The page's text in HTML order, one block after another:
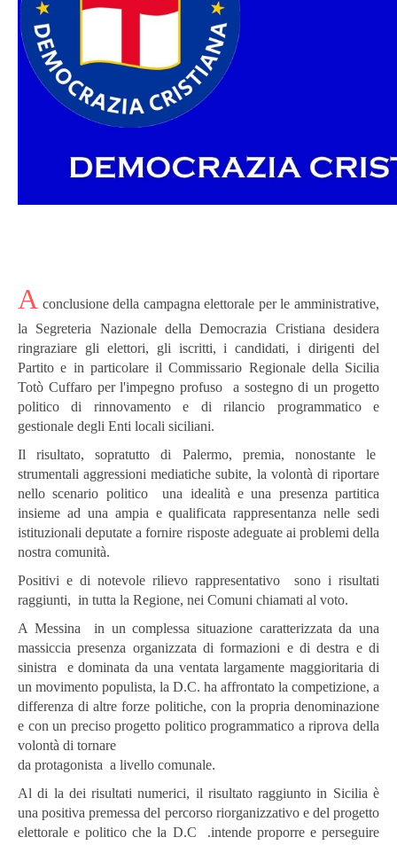
A conclusione della campagna elettorale per le amministrative,
la Segreteria Nazionale della Democrazia Cristiana desidera
ringraziare gli elettori, gli iscritti, i candidati, i dirigenti del
Partito e in particolare il Commissario Regionale della Sicilia
Totò Cuffaro per l'impegno profuso a sostegno di un progetto
politico di rinnovamento e di rilancio programmatico e
gestionale degli Enti locali siciliani.
Il risultato, sopratutto di Palermo, premia, nonostante le
strumentali aggressioni mediatiche subite, la volontà di riportare
nello scenario politico una idealità e una presenza partitica
insieme ad una ampia e qualificata rappresentanza nelle sedi
istituzionali deputate a fornire risposte adeguate ai problemi della
nostra comunità.
Positivi e di notevole rilievo rappresentativo sono i risultati
raggiunti, in tutta la Regione, nei Comuni chiamati al voto.
A Messina in un complessa situazione caratterizzata da una
massiccia presenza organizzata di formazioni e di destra e di
sinistra e dominata da una ventata largamente maggioritaria di
un movimento populista, la D.C. ha affrontato la competizione, a
differenza di altre forze politiche, con la propria denominazione
e con un preciso progetto politico programmatico a riprova della
volontà di tornare
da protagonista a livello comunale.
Al di la dei risultati numerici, il risultato raggiunto in Sicilia è
una positiva premessa del percorso riorganizzativo e del progetto
elettorale e politico che la D.C .intende proporre e perseguire